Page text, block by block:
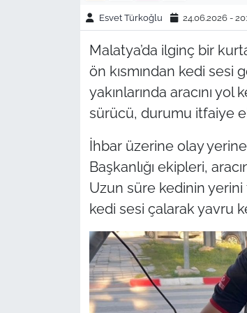
Esvet Türkoğlu 24.06.2026 -
Malatya’da ilginç bir
ön kısmından kedi sesi
yakınlarında aracını
sürücü, durumu itfaiye
İhbar üzerine olay
Başkanlığı ekipleri,
Uzun süre kedinin
kedi sesi çalarak yavru